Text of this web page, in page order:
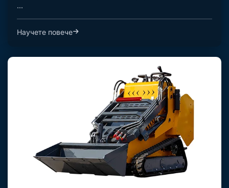
...
Научете повече